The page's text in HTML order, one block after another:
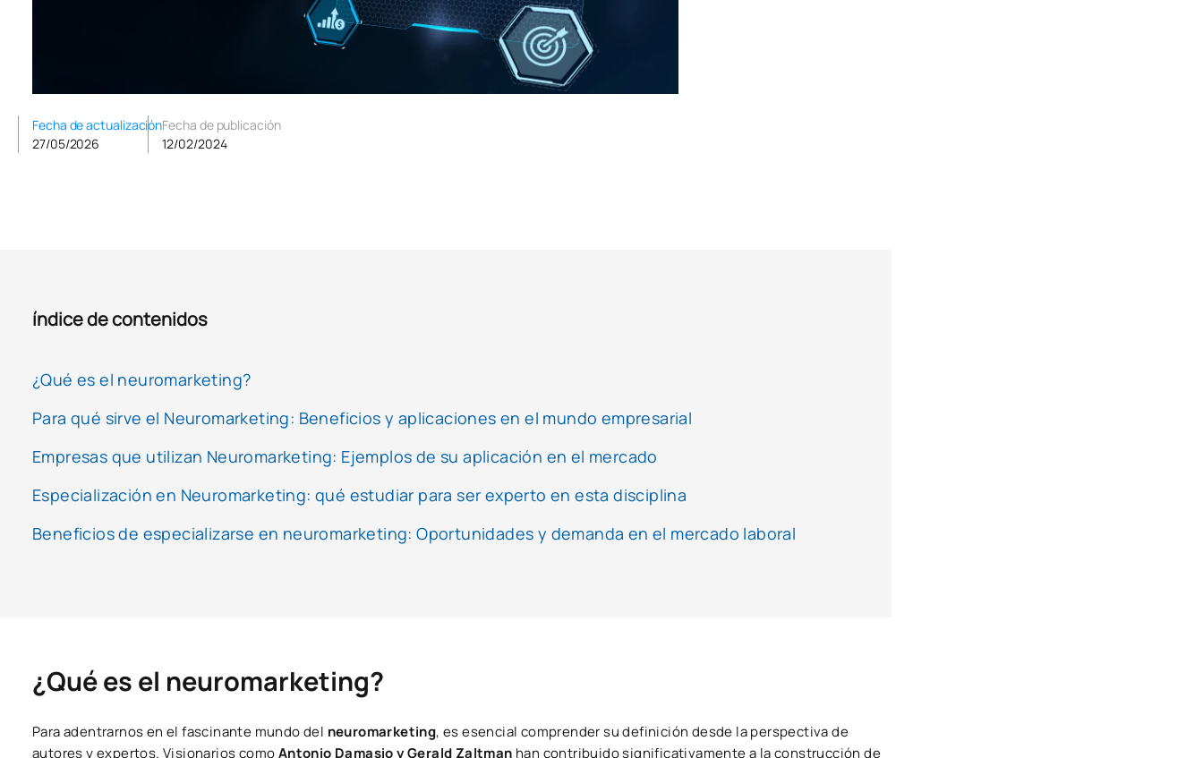
Fecha de actualización
27/05/2026
Fecha de publicación
12/02/2024
índice de contenidos
¿Qué es el neuromarketing?
Para qué sirve el Neuromarketing: Beneficios y aplicaciones en el mundo empresarial
Empresas que utilizan Neuromarketing: Ejemplos de su aplicación en el mercado
Especialización en Neuromarketing: qué estudiar para ser experto en esta disciplina
Beneficios de especializarse en neuromarketing: Oportunidades y demanda en el mercado laboral
¿Qué es el neuromarketing?
Para adentrarnos en el fascinante mundo del neuromarketing, es esencial comprender su definición desde la perspectiva de
autores y expertos. Visionarios comoAntonio Damasio y Gerald Zaltman han contribuido significativamente a la construcción de